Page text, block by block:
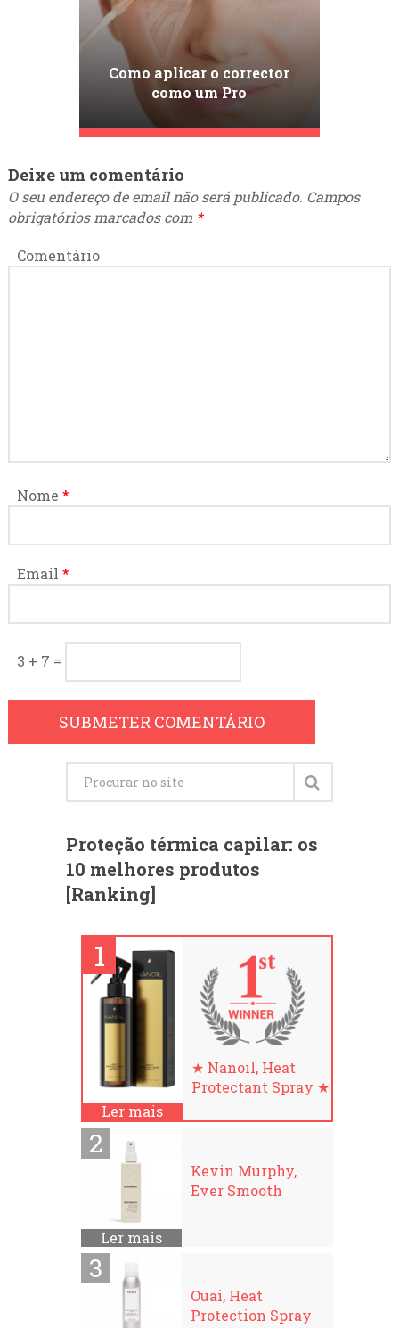
Como aplicar o corrector
como um Pro
Deixe um comentário
O seu endereço de email não será publicado. Campos
obrigatórios marcados com *
Comentário
Nome *
Email *
3 + 7 =
Proteção térmica capilar: os
10 melhores produtos
[Ranking]
★ Nanoil, Heat
Protectant Spray ★
Ler mais
Kevin Murphy,
Ever Smooth
Ler mais
Ouai, Heat
Protection Spray